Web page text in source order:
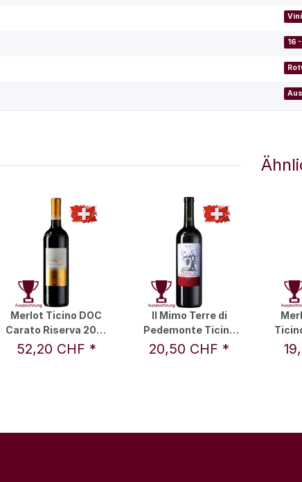
16
Merlot Ticino DOC
Carato Riserva 2021
0,75 l - Vini & Distillati
Angelo Delea SA
52,20 CHF *
Il Mimo Terre di
Pedemonte Ticino
DOC 2023 0,75 l - Vini
& Distillati Angelo
20,50 CHF *